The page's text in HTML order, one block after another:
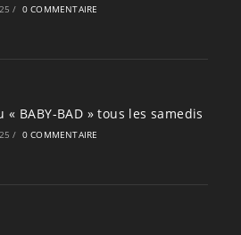
/ 0 COMMENTAIRE
« BABY-BAD » tous les samedis
/ 0 COMMENTAIRE